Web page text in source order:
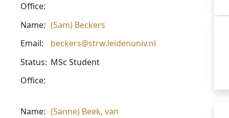
Office:
Name: (Sam) Beckers
Email:
beckers@strw.leidenuniv.nl
Status: MSc Student
Office:
Name: (Sanne) Beek, van